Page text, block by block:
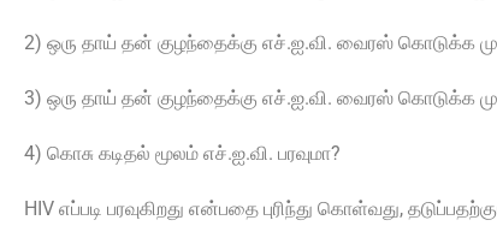
2) ஒரு தாய் தன் குழந்தைக்கு எச்‌.ஐ.வி. வைரஸ் கொடுக்க
3) ஒரு தாய் தன் குழந்தைக்கு எச்‌.ஐ.வி. வைரஸ் கொடுக்க
4) கொசு கடிதல் மூலம் எச்‌.ஐ.வி. பரவுமா?
HIV எப்படி பரவுகிறது என்பதை புரிந்து கொள்வது,